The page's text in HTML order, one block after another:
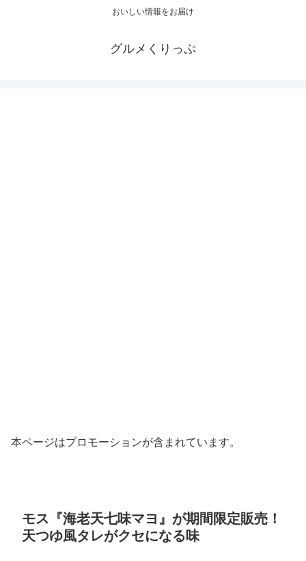
おいしい情報をお届け
グルメくりっぷ
本ページはプロモーションが含まれています。
モス『海老天七味マヨ』が期間限定販売！
天つゆ風タレがクセになる味